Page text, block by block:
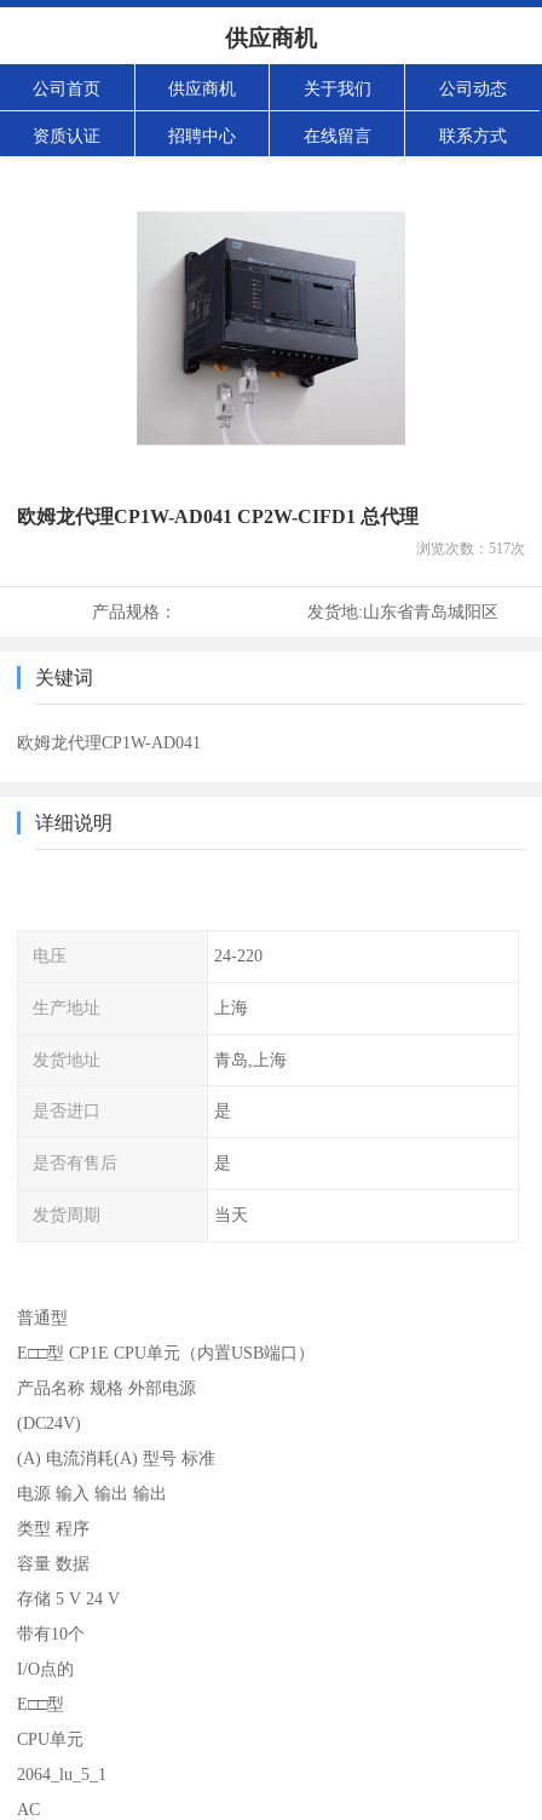
供应商机
公司首页 供应商机 关于我们 公司动态
资质认证 招聘中心 在线留言 联系方式
欧姆龙代理CP1W-AD041 CP2W-CIFD1 总代理
浏览次数： 517次
产品规格： 发货地:山东省青岛城阳区
关键词
欧姆龙代理CP1W-AD041
详细说明
电压 24-220
生产地址 上海
发货地址 青岛,上海
是否进口 是
是否有售后 是
发货周期 当天
普通型
E□□型 CP1E CPU单元（内置USB端口）
产品名称 规格 外部电源
(DC24V)
(A) 电流消耗(A) 型号 标准
电源 输入 输出 输出
类型 程序
容量 数据
存储 5 V 24 V
带有10个
I/O点的
E□□型
CPU单元
2064_lu_5_1
AC